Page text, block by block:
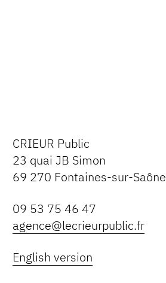
CRIEUR Public
23 quai JB Simon
69 270 Fontaines-sur-Saône
09 53 75 46 47
agence@lecrieurpublic.fr
English version